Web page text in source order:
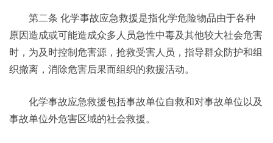
第二条 化学事故应急救援是指化学危险物品由于各种
原因造成或可能造成众多人员急性中毒及其他较大社会危害
时，为及时控制危害源，抢救受害人员，指导群众防护和组
织撤离，消除危害后果而组织的救援活动。
化学事故应急救援包括事故单位自救和对事故单位以及
事故单位外危害区域的社会救援。